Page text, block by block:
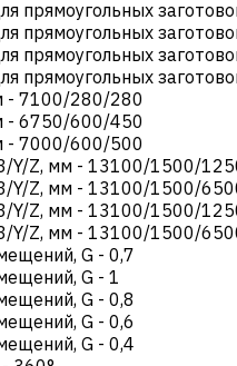
прямоугольных
прямоугольных
прямоугольных
прямоугольных
- 7100/280/280
- 6750/600/450
- 7000/600/500
Y/Z, мм - 13100/1500/
Y/Z, мм - 13100/1500/
Y/Z, мм - 13100/1500/
Y/Z, мм - 13100/1500/
G - 0,7
G - 1
G - 0,8
G - 0,6
G - 0,4